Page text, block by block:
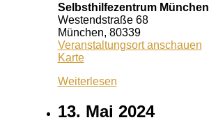
Selbsthilfezentrum München
Westendstraße 68
München, 80339
Veranstaltungsort anschauen
KarteSelbsthilfezentrum
Weiterlesen
13. Mai 2024